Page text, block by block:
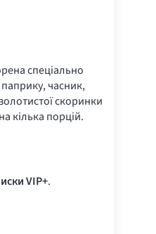
спеціально
часник,
скоринки
кілька порцій.
VIP+.